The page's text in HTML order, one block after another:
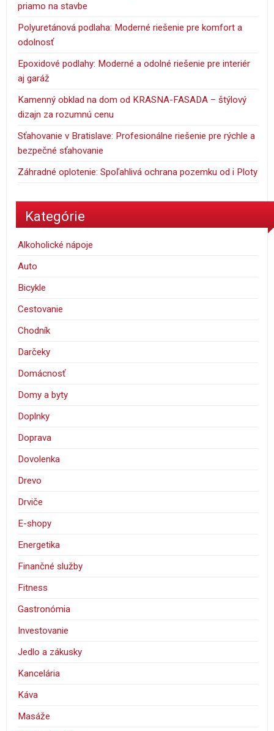
priamo na stavbe
Polyuretánová podlaha: Moderné riešenie pre komfort a
odolnosť
Epoxidové podlahy: Moderné a odolné riešenie pre interiér
aj garáž
Kamenný obklad na dom od KRASNA-FASADA – štýlový
dizajn za rozumnú cenu
Sťahovanie v Bratislave: Profesionálne riešenie pre rýchle a
bezpečné sťahovanie
Záhradné oplotenie: Spoľahlivá ochrana pozemku od i Ploty
Kategórie
Alkoholické nápoje
Auto
Bicykle
Cestovanie
Chodník
Darčeky
Domácnosť
Domy a byty
Doplnky
Doprava
Dovolenka
Drevo
Drviče
E-shopy
Energetika
Finančné služby
Fitness
Gastronómia
Investovanie
Jedlo a zákusky
Kancelária
Káva
Masáže